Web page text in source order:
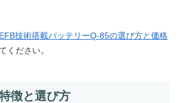
技術搭載バッテリーQ-85の選び方と価格
ください。
徴と選び方